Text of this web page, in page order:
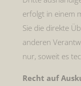
erfolgt in einem
Sie die direkte
anderen
nur, soweit es
Recht auf